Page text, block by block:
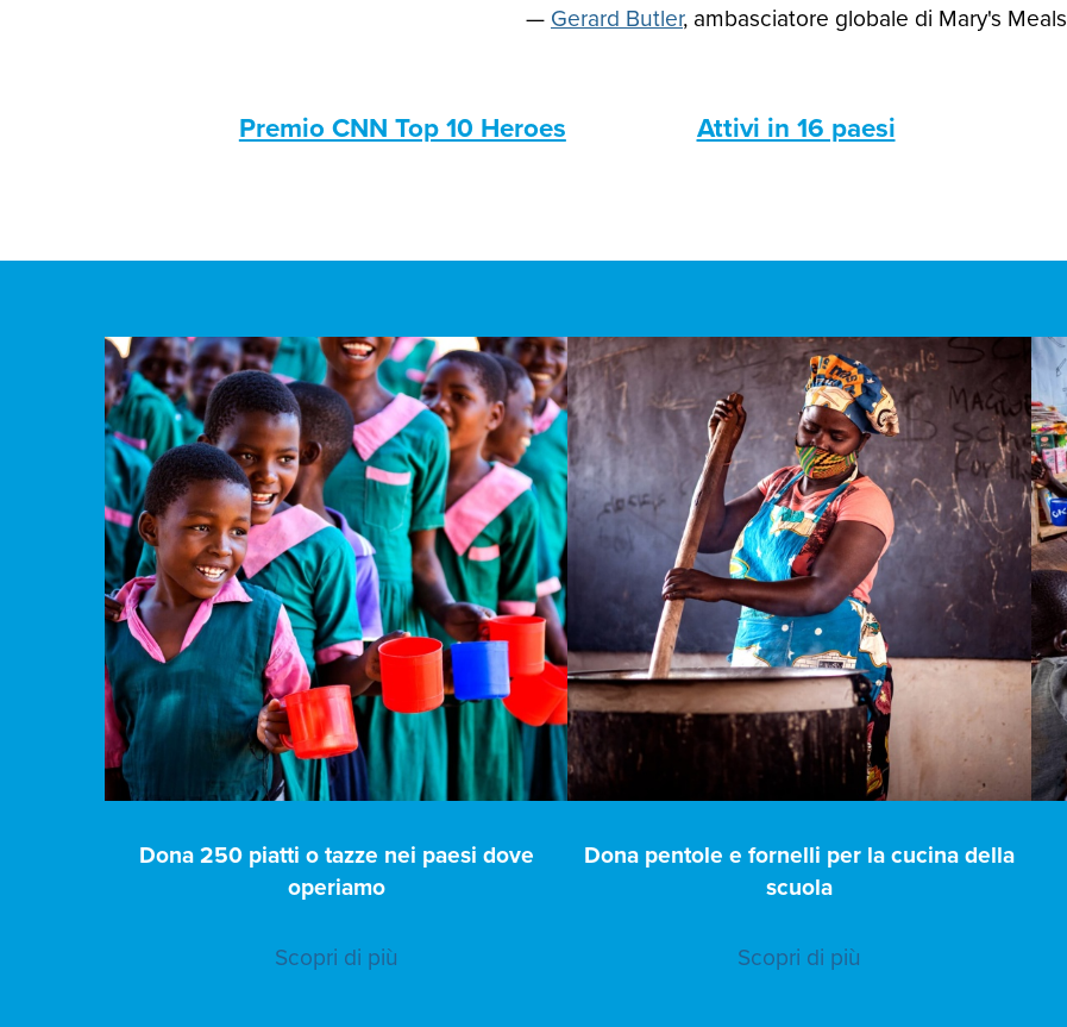
— Gerard Butler, ambasciatore globale di Mary's Meals
Premio CNN Top 10 Heroes Attivi in 16 paesi
Dona 250 piatti o tazze nei paesi dove
operiamo
Scopri di più
Dona pentole e fornelli per la cucina della
scuola
Scopri di più